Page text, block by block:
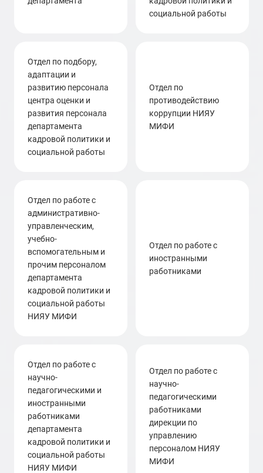
социальной работы
отдел по подбору,
адаптации и
развитию персонала
центра оценки и
развития персонала
департамента
кадровой политики и
социальной работы
отдел по
противодействию
коррупции НИЯУ
МИФИ
отдел по работе с
административно-
управленческим,
учебно-
вспомогательным и
прочим персоналом
департамента
кадровой политики и
социальной работы
НИЯУ МИФИ
Отдел по работе с
иностранными
работниками
отдел по работе с
научно-
педагогическими и
иностранными
работниками
департамента
кадровой политики и
социальной работы
НИЯУ МИФИ
отдел по работе с
научно-
педагогическими
работниками
дирекции по
управлению
персоналом НИЯУ
МИФИ